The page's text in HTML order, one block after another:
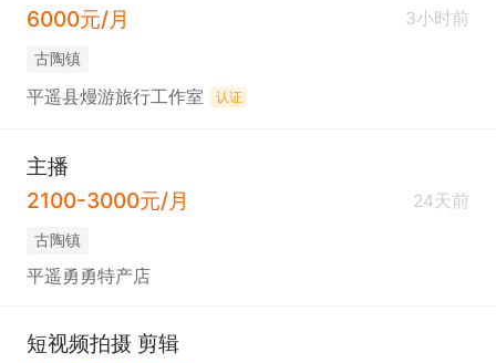
6000元/月
3小时前
古陶镇
平遥县熳游旅行工作室 认证
主播
2100-3000元/月
24天前
古陶镇
平遥勇勇特产店
短视频拍摄 剪辑